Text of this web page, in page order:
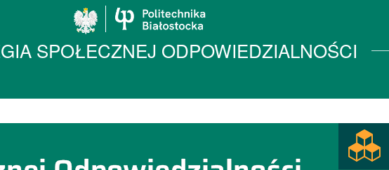
SPOŁECZNEJ ODPOWIEDZIALNOŚCI